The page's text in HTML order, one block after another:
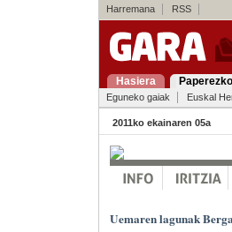
Harremana RSS
Hasiera
Eguneko gaiak Euskal
2011ko ekainaren 05a
Uemaren lagunak